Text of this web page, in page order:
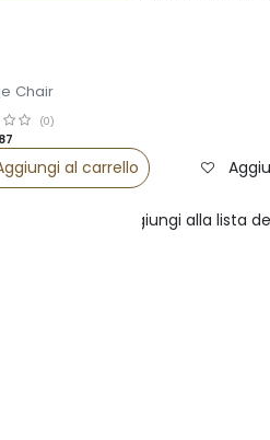
lista dei desideri
Aggiungi alla lista
Chair
(0)
al carrello